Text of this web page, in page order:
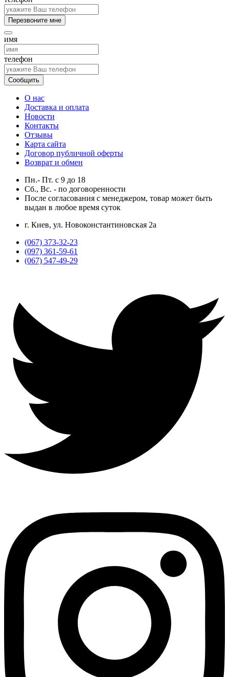
Перезвоните мне
имя
телефон
Сообщить
О нас
Доставка и оплата
Новости
Контакты
Отзывы
Карта сайта
Договор публичной оферты
Возврат и обмен
Пн.- Пт. с 9 до 18
Сб., Вс. - по договоренности
После согласования с менеджером, товар может быть
выдан в любое время суток
г. Киев, ул. Новоконстантиновская 2а
(067) 373-32-23
(097) 361-59-61
(067) 547-49-29